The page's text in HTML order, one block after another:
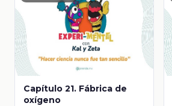
Capítulo 21. Fábrica de
oxígeno